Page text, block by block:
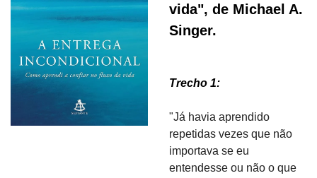
vida", de Michael A.
Singer.
Trecho 1:
"Já havia aprendido
repetidas vezes que não
importava se eu
entendesse ou não o que